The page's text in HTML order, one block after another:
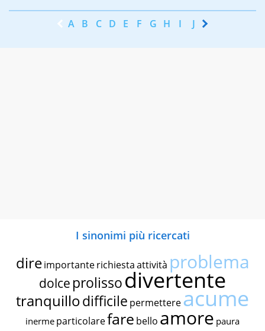
A B C D E F G H I J K
I sinonimi più ricercati
dire importante richiestaattività problema
dolce prolissodivertente
tranquillodifficile permettereacume
inerme particolarefare bello amore paura